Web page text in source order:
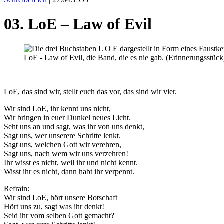
03. LoE – Law of Evil
LoE - Law of Evil, die Band, die es nie gab.
LoE, das sind wir, stellt euch das vor, das sind wir vier.
Wir sind LoE, ihr kennt uns nicht,
Wir bringen in euer Dunkel neues Licht.
Seht uns an und sagt, was ihr von uns denkt,
Sagt uns, wer unserere Schritte lenkt.
Sagt uns, welchen Gott wir verehren,
Sagt uns, nach wem wir uns verzehren!
Ihr wisst es nicht, weil ihr und nicht kennt.
Wisst ihr es nicht, dann habt ihr verpennt.
Refrain:
Wir sind LoE, hört unsere Botschaft
Hört uns zu, sagt was ihr denkt!
Seid ihr vom selben Gott gemacht?